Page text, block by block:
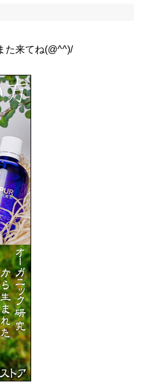
た来てね(@^^)/